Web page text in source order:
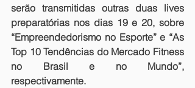
serão transmitidas outras duas lives
preparatórias nos dias 19 e 20, sobre
“Empreendedorismo no Esporte” e “As
Top 10 Tendências do Mercado Fitness
no Brasil e no Mundo”,
respectivamente.